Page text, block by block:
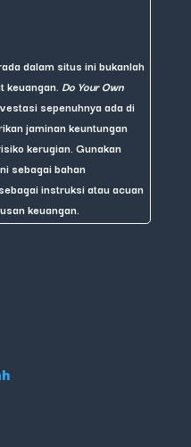
dalam situs ini bukanlah
Do Your Own
sepenuhnya ada di
jaminan keuntungan
kerugian. Gunakan
sebagai bahan
instruksi atau acuan
keuangan.